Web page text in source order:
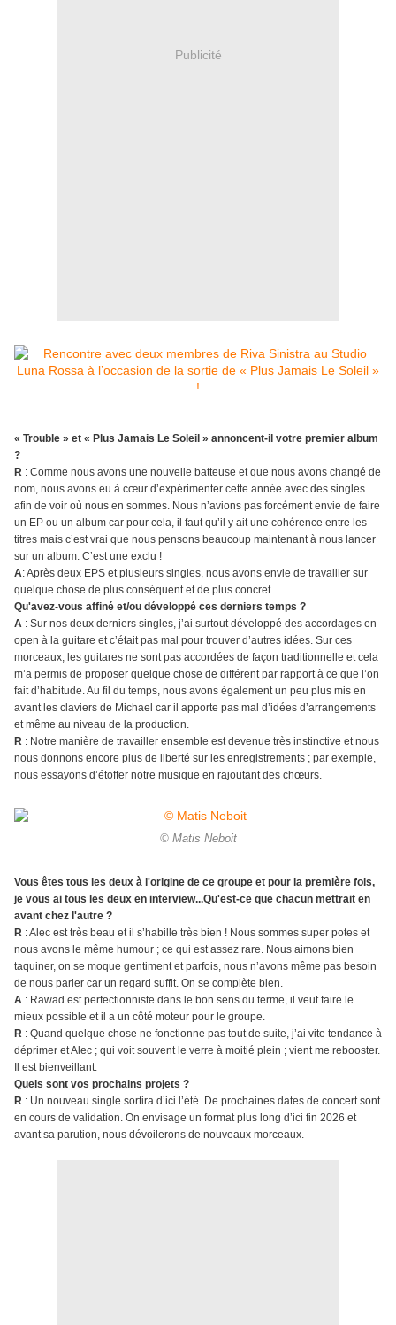
Publicité
« Trouble » et « Plus Jamais Le Soleil » annoncent-il votre premier album
?
R : Comme nous avons une nouvelle batteuse et que nous avons changé de
nom, nous avons eu à cœur d’expérimenter cette année avec des singles
afin de voir où nous en sommes. Nous n’avions pas forcément envie de faire
un EP ou un album car pour cela, il faut qu’il y ait une cohérence entre les
titres mais c’est vrai que nous pensons beaucoup maintenant à nous lancer
sur un album. C’est une exclu !
A: Après deux EPS et plusieurs singles, nous avons envie de travailler sur
quelque chose de plus conséquent et de plus concret.
Qu'avez-vous affiné et/ou développé ces derniers temps ?
A : Sur nos deux derniers singles, j’ai surtout développé des accordages en
open à la guitare et c’était pas mal pour trouver d’autres idées. Sur ces
morceaux, les guitares ne sont pas accordées de façon traditionnelle et cela
m’a permis de proposer quelque chose de différent par rapport à ce que l’on
fait d’habitude. Au fil du temps, nous avons également un peu plus mis en
avant les claviers de Michael car il apporte pas mal d’idées d’arrangements
et même au niveau de la production.
R : Notre manière de travailler ensemble est devenue très instinctive et nous
nous donnons encore plus de liberté sur les enregistrements ; par exemple,
nous essayons d’étoffer notre musique en rajoutant des chœurs.
© Matis Neboit
Vous êtes tous les deux à l'origine de ce groupe et pour la première fois,
je vous ai tous les deux en interview...Qu'est-ce que chacun mettrait en
avant chez l'autre ?
R : Alec est très beau et il s’habille très bien ! Nous sommes super potes et
nous avons le même humour ; ce qui est assez rare. Nous aimons bien
taquiner, on se moque gentiment et parfois, nous n’avons même pas besoin
de nous parler car un regard suffit. On se complète bien.
A : Rawad est perfectionniste dans le bon sens du terme, il veut faire le
mieux possible et il a un côté moteur pour le groupe.
R : Quand quelque chose ne fonctionne pas tout de suite, j’ai vite tendance à
déprimer et Alec ; qui voit souvent le verre à moitié plein ; vient me rebooster.
Il est bienveillant.
Quels sont vos prochains projets ?
R : Un nouveau single sortira d’ici l’été. De prochaines dates de concert sont
en cours de validation. On envisage un format plus long d’ici fin 2026 et
avant sa parution, nous dévoilerons de nouveaux morceaux.